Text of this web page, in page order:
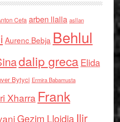
Cefa arben llalla asllan
Aurenc Bebja Behlul
dalip grecaElida
Bytyci Ermira Babamusta
Xharra Frank
Gezim Llojdia Ilir